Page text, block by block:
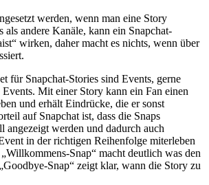
werden, wenn man eine Story
als andere Kanäle, kann ein Snapchat-
wirken, daher macht es nichts, wenn über
für Snapchat-Stories sind Events, gerne
Mit einer Story kann ein Fan einen
und erhält Eindrücke, die er sonst
auf Snapchat ist, dass die Snaps
angezeigt werden und dadurch auch
in der richtigen Reihenfolge miterleben
Snap“ macht deutlich was den
Snap“ zeigt klar, wann die Story zu